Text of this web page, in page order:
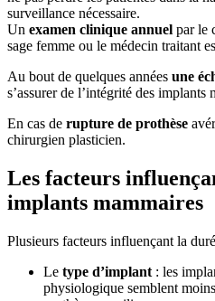
surveillance nécessaire.
Un examen clinique annuel par le
sage femme ou le médecin traitant
Au bout de quelques années une
s’assurer de l’intégrité des implants
En cas de rupture de prothèse
chirurgien plasticien.
Les facteurs
implants mammaires
Plusieurs facteurs influençant la
Le type d’implant : les
physiologique semblent